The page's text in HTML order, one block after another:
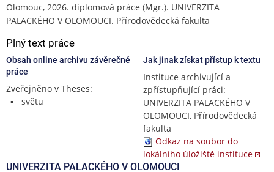
Olomouc, 2026. diplomová práce (Mgr.). UNIVERZITA
PALACKÉHO V OLOMOUCI. Přírodovědecká fakulta
Plný text práce
Obsah online archivu závěrečné
práce
Zveřejněno v Theses:
světu
Jak jinak získat přístup k textu
Instituce archivující a
zpřístupňující práci:
UNIVERZITA PALACKÉHO V
OLOMOUCI, Přírodovědecká
fakulta
Odkaz na soubor do
lokálního úložiště instituce
UNIVERZITA PALACKÉHO V OLOMOUCI